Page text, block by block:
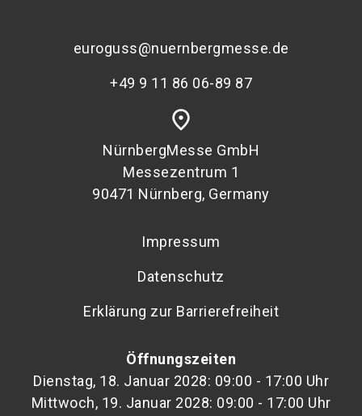
euroguss@nuernbergmesse.de
+49 9 11 86 06-89 87
place
NürnbergMesse GmbH
Messezentrum 1
90471 Nürnberg, Germany
Impressum
Datenschutz
Erklärung zur Barrierefreiheit
Öffnungszeiten
Dienstag, 18. Januar 2028: 09:00 - 17:00 Uhr
Mittwoch, 19. Januar 2028: 09:00 - 17:00 Uhr